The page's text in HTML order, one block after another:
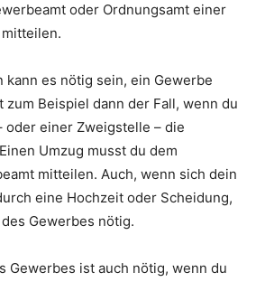
oder Ordnungsamt einer
kann es nötig sein, ein Gewerbe
zum Beispiel dann der Fall, wenn du
oder einer Zweigstelle – die
Umzug musst du dem
mitteilen. Auch, wenn sich dein
eine Hochzeit oder Scheidung,
Gewerbes nötig.
Gewerbes ist auch nötig, wenn du